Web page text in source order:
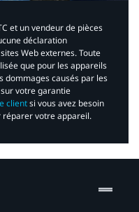
et un vendeur de pièces
déclaration
Web externes. Toute
que pour les appareils
dommages causés par les
votre garantie
clientsi vous avez besoin
réparer votre appareil.​